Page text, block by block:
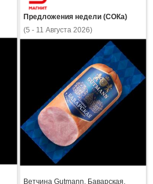
Предложения недели (СОКа)
(5 - 11 Августа 2026)
Ветчина Gutmann, Баварская,